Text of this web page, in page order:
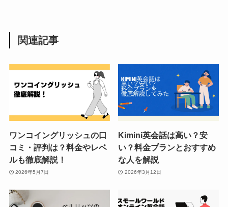
関連記事
ワンコイングリッシュの口
コミ・評判は？料金やレベ
ルも徹底解説！
2026年5月7日
Kimini英会話は高い？安
い？料金プランとおすすめ
な人を解説
2026年3月12日